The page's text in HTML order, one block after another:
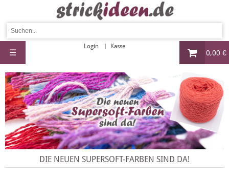
0,00 €
Login Kasse
☰
DIE NEUEN SUPERSOFT-FARBEN SIND DA!